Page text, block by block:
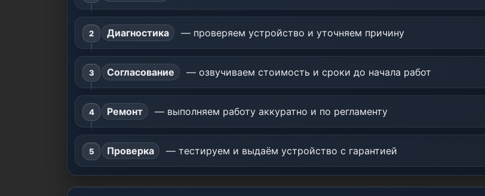
Диагностика — проверяем устройство и уточняем причину
Согласование — озвучиваем стоимость и сроки до начала работ
Ремонт — выполняем работу аккуратно и по регламенту
Проверка — тестируем и выдаём устройство с гарантией